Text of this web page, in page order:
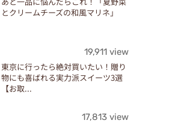
とクリームチーズの和風マリネ」
19,911 view
東京に行ったら絶対買いたい！贈り
物にも喜ばれる実力派スイーツ3選
【お取...
17,813 view